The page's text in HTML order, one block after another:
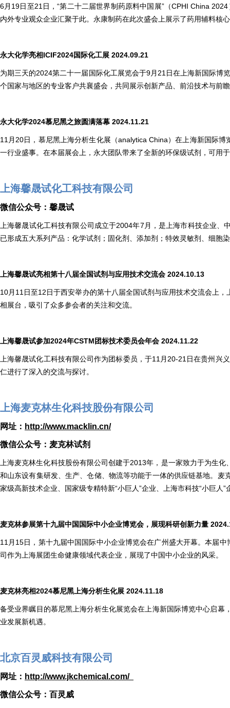
6月19日至21日，“第二十二届世界制药原料中国展”（CPHI China
内外专业观众企业汇聚于此。永康制药在此次盛会上展示了药用辅料核
永大化学亮相ICIF2024国际化工展 2024.09.21
为期三天的2024第二十一届国际化工展览会于9月21日在上海新国际博
个国家与地区的专业客户共襄盛会，共同展示创新产品、前沿技术与前
永大化学2024慕尼黑之旅圆满落幕 2024.11.21
11月20日，慕尼黑上海分析生化展（analytica China）在上海新国际
一行业盛事。在本届展会上，永大团队带来了全新的环保级试剂，可用
上海馨晟试化工科技有限公司
微信公众号：馨晟试
上海馨晟试化工科技有限公司成立于2004年7月，是上海市科技企业
已形成五大系列产品：化学试剂；固化剂、添加剂；特效灵敏剂、细胞
上海馨晟试亮相第十八届全国试剂与应用技术交流会 2024.10.13
10月11日至12日于西安举办的第十八届全国试剂与应用技术交流会上
相展台，吸引了众多参会者的关注和交流。
上海馨晟试参加2024年CSTM团标技术委员会年会 2024.11.22
上海馨晟试化工科技有限公司作为团标委员，于11月20-21日在贵州
仁进行了深入的交流与探讨。
上海麦克林生化科技股份有限公司
网址： http://www.macklin.cn/
微信公众号：麦克林试剂
上海麦克林生化科技股份有限公司创建于2013年，是一家致力于为生
和山东设有集研发、生产、仓储、物流等功能于一体的供应链基地。
家级高新技术企业、国家级专精特新“小巨人”企业、上海市科技“小巨人”
麦克林参展第十九届中国国际中小企业博览会，展现科研创新力量
11月15日，第十九届中国国际中小企业博览会在广州盛大开幕。本届
司作为上海展团生命健康领域代表企业，展现了中国中小企业的风采。
麦克林亮相2024慕尼黑上海分析生化展 2024.11.18
备受业界瞩目的慕尼黑上海分析生化展览会在上海新国际博览中心启
业发展新机遇。
北京百灵威科技有限公司
网址： http://www.jkchemical.com/
微信公众号：百灵威